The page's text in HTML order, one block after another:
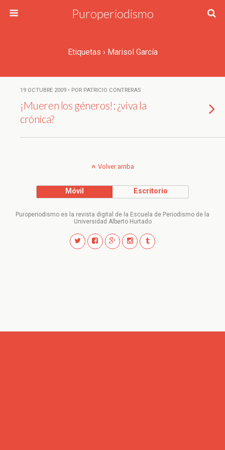
Puroperiodismo
Etiquetas › Marisol García
19 OCTUBRE 2009 • POR PATRICIO CONTRERAS
¡Mueren los géneros!: ¿viva la
crónica?
Volver arriba
Móvil Escritorio
Puroperiodismo es la revista digital de la Escuela de Periodismo de la
Universidad Alberto Hurtado